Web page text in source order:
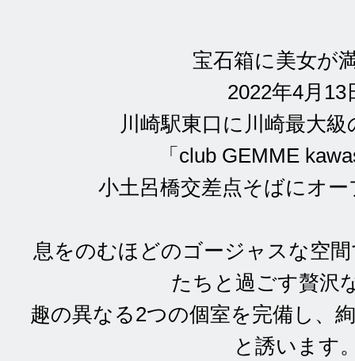
宝石箱に美女が
2022年4月13
川崎駅東口に川崎最大
「club GEMME
小土呂橋交差点そばにオ
息をのむほどのゴージャスな空
たちと過ごす贅沢
趣の異なる2つの個室を完備し、
と誘います